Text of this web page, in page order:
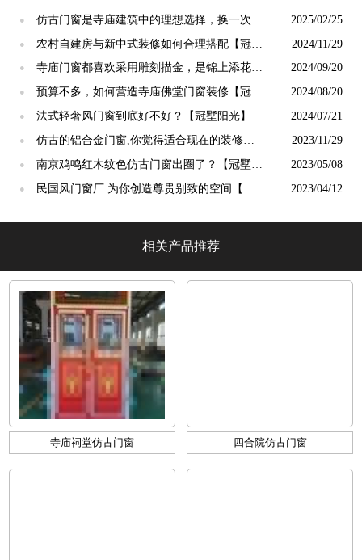
●
仿古门窗是寺庙建筑中的理想选择，换一次用
终生【冠墅阳光】
2025/02/25
●
农村自建房与新中式装修如何合理搭配【冠墅
阳光】
2024/11/29
●
寺庙门窗都喜欢采用雕刻描金，是锦上添花
吗？【冠墅阳光】
2024/09/20
●
预算不多，如何营造寺庙佛堂门窗装修【冠墅
阳光】
2024/08/20
● 法式轻奢风门窗到底好不好？【冠墅阳光】 2024/07/21
●
仿古的铝合金门窗,你觉得适合现在的装修吗?
【冠墅阳光】
2023/11/29
●
南京鸡鸣红木纹色仿古门窗出圈了？【冠墅阳
光】
2023/05/08
●
民国风门窗厂 为你创造尊贵别致的空间【冠
2023/04/12
相关产品推荐
寺庙祠堂仿古门窗 四合院仿古门窗